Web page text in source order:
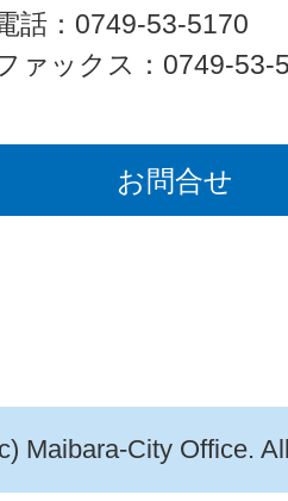
話：0749-53-5170
ァックス：0749-53-
お問合せ
Maibara-City Office.